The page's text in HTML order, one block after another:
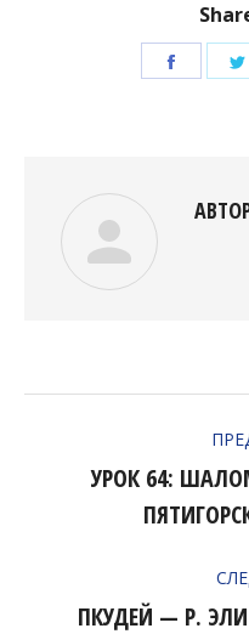
ЗАПИСЯМ
УРОК 64:
ПКУДЕЙ — Р. ЭЛИ